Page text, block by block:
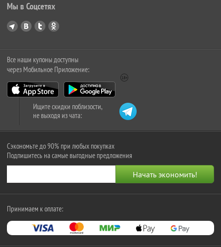
Мы в Соцсетях
Все наши купоны доступны
через Мобильное Приложение:
Ищите скидки поблизости,
не выходя из чата:
Сэкономьте до 90% при любых покупках
Подпишитесь на самые выгодные предложения
Принимаем к оплате: